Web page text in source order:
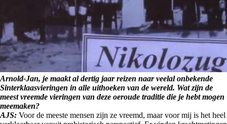
Arnold-Jan, je maakt al dertig jaar reizen naar veelal onbekende
Sinterklaasvieringen in alle uithoeken van de wereld. Wat zijn de
meest vreemde vieringen van deze oeroude traditie die je hebt mogen
meemaken?
AJS: Voor de meeste mensen zijn ze vreemd, maar voor mij is het heel